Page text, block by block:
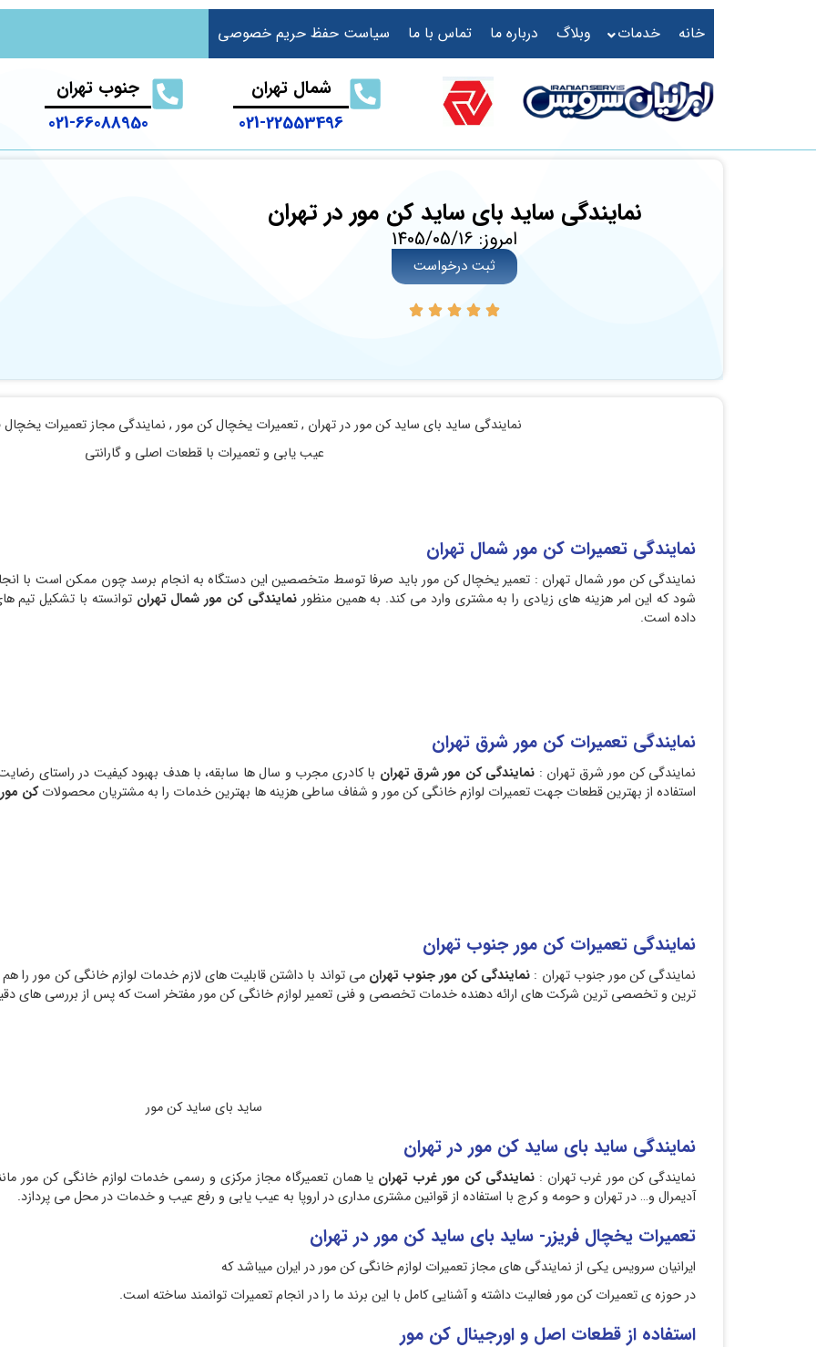
خانه خدمات وبلاگ درباره ما تماس با ما سیاست حفظ حریم خصوصی
شمال تهران
021-22553496
جنوب تهران
021-66088950
نمایندگی ساید بای ساید کن مور در تهران
امروز: 1405/05/16
ثبت درخواست
نمایندگی ساید بای ساید کن مور در تهران , تعمیرات یخچال کن مور , نمایندگی مجاز تعمیرات یخچال
عیب یابی و تعمیرات با قطعات اصلی و گارانتی
نمایندگی تعمیرات کن مور شمال تهران
نمایندگی کن مور شمال تهران : تعمیر یخچال کن مور باید صرفا توسط متخصصین این دستگاه به انجام برسد چون ممکن است با
شود که این امر هزینه های زیادی را به مشتری وارد می کند. به همین منظورنمایندگی کن مور شمال تهران توانسته با تشکیل تیم
داده است.
نمایندگی تعمیرات کن مور شرق تهران
نمایندگی کن مور شرق تهران : نمایندگی کن مور شرق تهران با کادری مجرب و سال ها سابقه، با هدف بهبود کیفیت در راستای
استفاده از بهترین قطعات جهت تعمیرات لوازم خانگی کن مور و شفاف ساطی هزینه ها بهترین خدمات را به مشتریان محصولاتکن مور
نمایندگی تعمیرات کن مور جنوب تهران
نمایندگی کن مور جنوب تهران : نمایندگی کن مور جنوب تهران می تواند با داشتن قابلیت های لازم خدمات لوازم خانگی کن مور را
ترین و تخصصی ترین شرکت های ارائه دهنده خدمات تخصصی و فنی تعمیر لوازم خانگی کن مور مفتخر است که پس از بررسی های دقیق
ساید بای ساید کن مور
نمایندگی ساید بای ساید کن مور در تهران
نمایندگی کن مور غرب تهران :نمایندگی کن مور غرب تهران یا همان تعمیرگاه مجاز مرکزی و رسمی خدمات لوازم خانگی کن مور
آدیمرال و… در تهران و حومه و کرج با استفاده از قوانین مشتری مداری در اروپا به عیب یابی و رفع عیب و خدمات در محل می پردازد.
تعمیرات یخچال فریزر- ساید بای ساید کن مور در تهران
ایرانیان سرویس یکی از نمایندگی های مجاز تعمیرات لوازم خانگی کن مور در ایران میباشد که
در حوزه ی تعمیرات کن مور فعالیت داشته و آشنایی کامل با این برند ما را در انجام تعمیرات توانمند ساخته است.
استفاده از قطعات اصل و اورجینال کن مور